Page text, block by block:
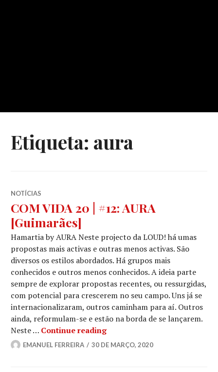
Etiqueta: aura
NOTÍCIAS
COM VIDA 20 | #12: AURA
[Guimarães]
Hamartia by AURA Neste projecto da LOUD! há umas
propostas mais activas e outras menos activas. São
diversos os estilos abordados. Há grupos mais
conhecidos e outros menos conhecidos. A ideia parte
sempre de explorar propostas recentes, ou ressurgidas,
com potencial para crescerem no seu campo. Uns já se
internacionalizaram, outros caminham para aí. Outros
ainda, reformulam-se e estão na borda de se lançarem.
Neste … Continue readingCOM VIDA 20 | #12: AURA
EMANUEL FERREIRA 30 DE MARÇO, 2020